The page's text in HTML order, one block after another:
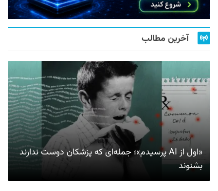
آخرین مطالب
«اول از AI پرسیدم»؛ جمله‌ای که پزشکان دوست ندارند
بشنوند